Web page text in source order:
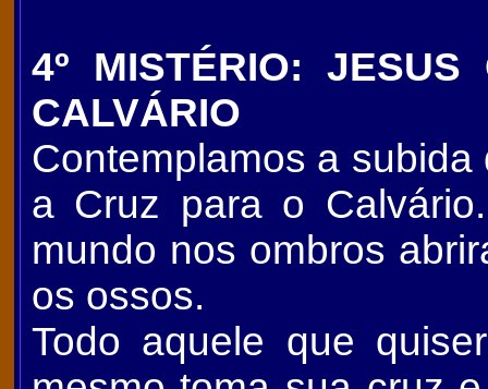
4º MISTÉRIO:
CALVÁRIO
Contemplamos a
a Cruz para o
mundo nos ombros
os ossos.
Todo aquele que